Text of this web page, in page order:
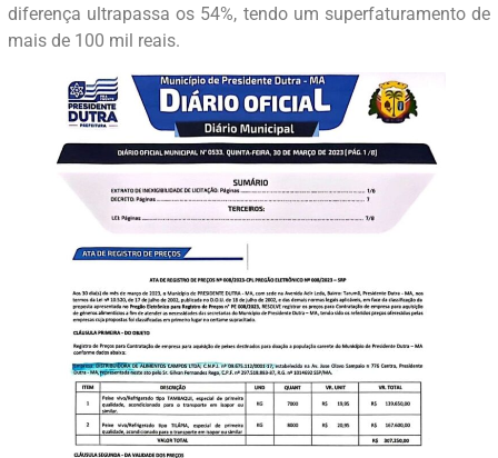
diferença ultrapassa os 54%, tendo um superfaturamento de
mais de 100 mil reais.